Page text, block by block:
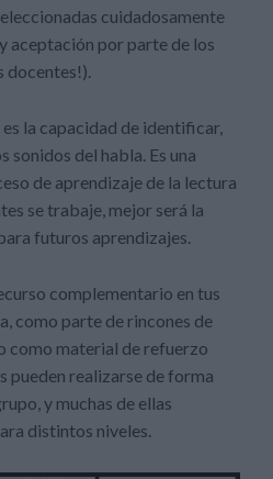
cuidadosamente
aceptación por parte de los
docentes!).
la capacidad de identificar,
sonidos del habla. Es una
de aprendizaje de la lectura
se trabaje, mejor será la
futuros aprendizajes.
complementario en tus
como parte de rincones de
como material de refuerzo
pueden realizarse de forma
y muchas de ellas
distintos niveles.